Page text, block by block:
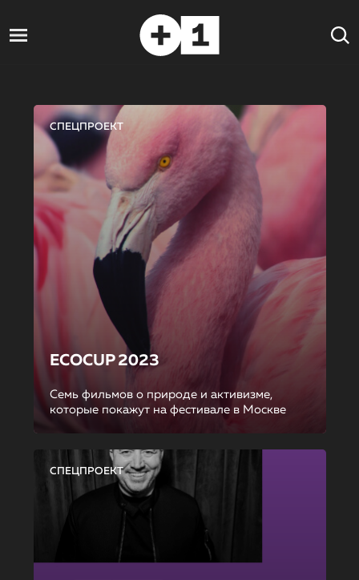
СПЕЦПРОЕКТ
ECOCUP 2023
Семь фильмов о природе и активизме,
которые покажут на фестивале в Москве
СПЕЦПРОЕКТ